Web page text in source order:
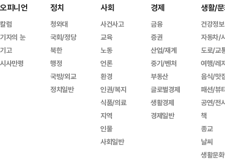
오피니언
칼럼
기자의 눈
기고
시사만평
정치
청와대
국회/정당
북한
행정
국방/외교
정치일반
사회
사건사고
교육
노동
언론
환경
인권/복지
식품/의료
지역
인물
사회일반
경제
금융
증권
산업/재계
중기/벤처
부동산
글로벌경제
생활경제
경제일반
생활/
건강정보
자동차/
도로/교
여행/레
음식/맛
패션/뷰
공연/전
책
종교
날씨
생활문